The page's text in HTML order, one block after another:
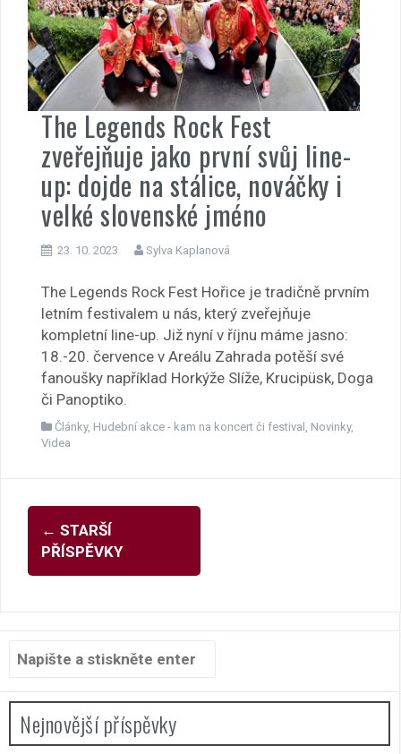
The Legends Rock Fest
zveřejňuje jako první svůj line-
up: dojde na stálice, nováčky i
velké slovenské jméno
23. 10. 2023 Sylva Kaplanová
The Legends Rock Fest Hořice je tradičně prvním
letním festivalem u nás, který zveřejňuje
kompletní line-up. Již nyní v říjnu máme jasno:
18.-20. července v Areálu Zahrada potěší své
fanoušky například Horkýže Slíže, Krucipüsk, Doga
či Panoptiko.
Články, Hudební akce - kam na koncert či festival , Novinky,
Videa
Navigace
pro
příspěvky
← STARŠÍ
PŘÍSPĚVKY
Hledat:
Nejnovější příspěvky